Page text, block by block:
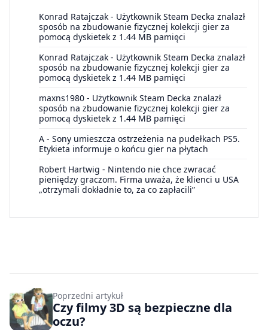
Konrad Ratajczak - Użytkownik Steam Decka znalazł
sposób na zbudowanie fizycznej kolekcji gier za
pomocą dyskietek z 1.44 MB pamięci
Konrad Ratajczak - Użytkownik Steam Decka znalazł
sposób na zbudowanie fizycznej kolekcji gier za
pomocą dyskietek z 1.44 MB pamięci
maxns1980 - Użytkownik Steam Decka znalazł
sposób na zbudowanie fizycznej kolekcji gier za
pomocą dyskietek z 1.44 MB pamięci
A - Sony umieszcza ostrzeżenia na pudełkach PS5.
Etykieta informuje o końcu gier na płytach
Robert Hartwig - Nintendo nie chce zwracać
pieniędzy graczom. Firma uważa, że klienci u USA
„otrzymali dokładnie to, za co zapłacili”
Poprzedni artykuł
Czy filmy 3D są bezpieczne dla
oczu?